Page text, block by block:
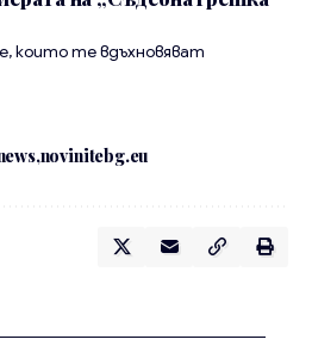
които те вдъхновяват
novinitebg.eu